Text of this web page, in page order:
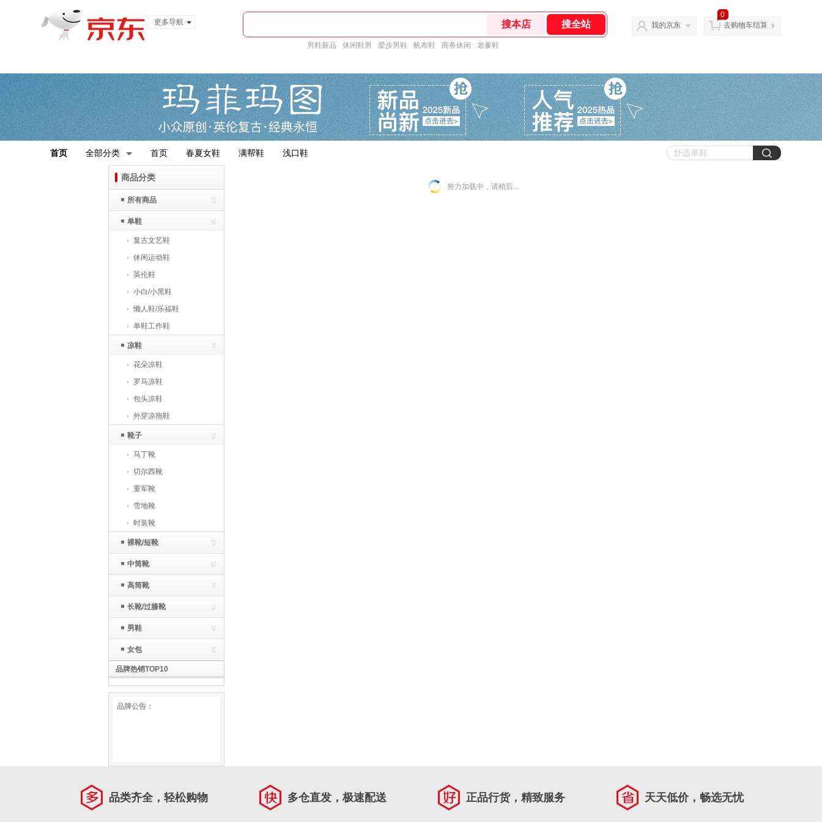
更多导航
男鞋新品 休闲鞋男 爱步男鞋 帆布鞋 商务休闲 老爹鞋
我的京东
0
去购物车结算
首页 全部分类 首页 春夏女鞋 满帮鞋 浅口鞋
商品分类
所有商品
单鞋
复古文艺鞋
休闲运动鞋
英伦鞋
小白/小黑鞋
懒人鞋/乐福鞋
单鞋工作鞋
凉鞋
花朵凉鞋
罗马凉鞋
包头凉鞋
外穿凉拖鞋
靴子
马丁靴
切尔西靴
重军靴
雪地靴
时装靴
裸靴/短靴
中筒靴
高筒靴
长靴/过膝靴
男鞋
女包
品牌热销TOP10
品牌公告：
努力加载中，请稍后...
品类齐全，轻松购物 多仓直发，极速配送 正品行货，精致服务 天天低价，畅选无忧